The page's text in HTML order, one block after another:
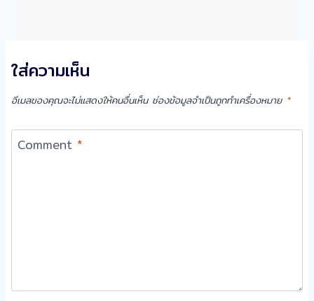
ใส่ความเห็น
อีเมลของคุณจะไม่แสดงให้คนอื่นเห็น ช่องข้อมูลจำเป็นถูกทำเครื่องหมาย *
Comment *